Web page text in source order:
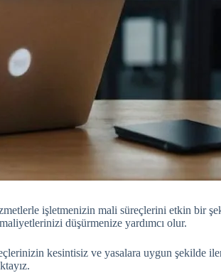
işletmenizin mali süreçlerini etkin bir
düşürmenize yardımcı olur.
kesintisiz ve yasalara uygun şekilde